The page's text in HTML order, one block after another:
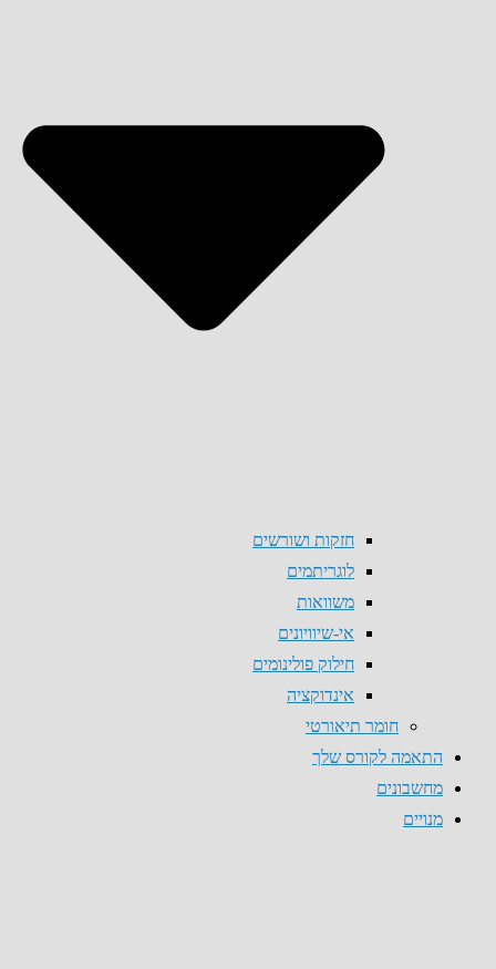
חזקות ושורשים
לוגריתמים
משוואות
אי-שיוויונים
חילוק פולינומים
אינדוקציה
חומר תיאורטי
התאמה לקורס שלך
מחשבונים
מנויים